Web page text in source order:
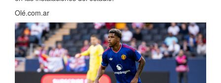
Olé.com.ar